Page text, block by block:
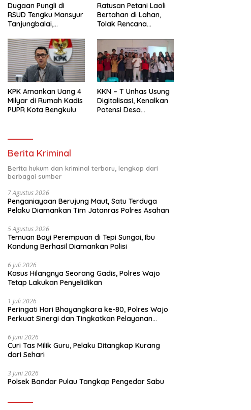
Dugaan Pungli di
RSUD Tengku Mansyur
Tanjungbalai,
Penegak Hukum Usut
Tuntas
Ratusan Petani Laoli
Bertahan di Lahan,
Tolak Rencana
Luwu Timur
KPK Amankan Uang 4
Milyar di Rumah Kadis
PUPR Kota Bengkulu
KKN – T Unhas Usung
Digitalisasi, Kenalkan
Potensi Desa
Berita Kriminal
Berita hukum dan kriminal terbaru, lengkap dari
berbagai sumber
7 Agustus 2026
Penganiayaan Berujung Maut, Satu Terduga
Pelaku Diamankan Tim Jatanras Polres Asahan
5 Agustus 2026
Temuan Bayi Perempuan di Tepi Sungai, Ibu
Kandung Berhasil Diamankan Polisi
6 Juli 2026
Kasus Hilangnya Seorang Gadis, Polres Wajo
Tetap Lakukan Penyelidikan
1 Juli 2026
Peringati Hari Bhayangkara ke-80, Polres Wajo
Perkuat Sinergi dan Tingkatkan Pelayanan
6 Juni 2026
Curi Tas Milik Guru, Pelaku Ditangkap Kurang
dari Sehari
3 Juni 2026
Polsek Bandar Pulau Tangkap Pengedar Sabu